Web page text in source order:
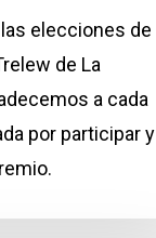
elecciones de
de La
a cada
por participar y